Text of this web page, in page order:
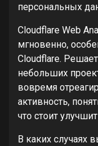
персональных
Cloudflare Web
мгновенно,
Cloudflare.
небольших
вовремя
активность,
что стоит
В каких случаях